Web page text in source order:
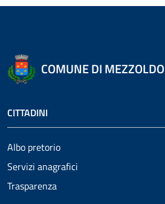
COMUNE DI MEZZOLDO
CITTADINI
Albo pretorio
Servizi anagrafici
Trasparenza